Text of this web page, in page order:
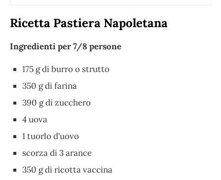
Ricetta Pastiera Napoletana
Ingredienti per 7/8 persone
175 g di burro o strutto
350 g di farina
390 g di zucchero
4 uova
1 tuorlo d’uovo
scorza di 3 arance
350 g di ricotta vaccina